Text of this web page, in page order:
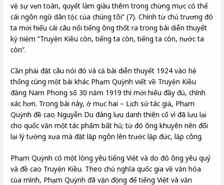
vệ sự vẹn toàn, quyết làm giàu thêm trong chừng mực có thể
cái ngôn ngữ dân tộc của chúng tôi” (7). Chính từ chủ trương đó
ta mới hiểu cái câu nổi tiếng ông thốt ra trong bài diễn thuyết
kỷ niệm “Truyện Kiều còn, tiếng ta còn, tiếng ta còn, nước ta
còn”.
Cần phải đặt câu nói đó và cả bài diễn thuyết 1924 vào hệ
thống cùng một bài khác Phạm Quỳnh viết về Truyện Kiều
đăng Nam Phong số 30 năm 1919 thì mới hiểu đầy đủ, chính
xác hơn. Trong bài này, ở mục hai – Lịch sử tác giả, Phạm
Quỳnh đề cao Nguyễn Du đáng lưu danh thiên cổ vì đã lưu lại
cho quốc văn một tác phẩm bất hủ; từ đó ông khuyên nên đổi
lại lý tưởng xưa mà đặt lập ngôn lên trước lập đức, lập công.
Phạm Quỳnh có một lòng yêu tiếng Việt và do đó ông yêu quý
và đề cao Truyện Kiều. Theo chủ nghĩa quốc gia về văn hóa
của mình, Phạm Quỳnh đã vận động để tiếng Việt và văn